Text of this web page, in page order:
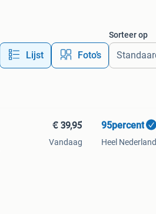
Lijst Foto’s
Sorteer op
€ 39,95
Vandaag
95percent
Heel Nederland